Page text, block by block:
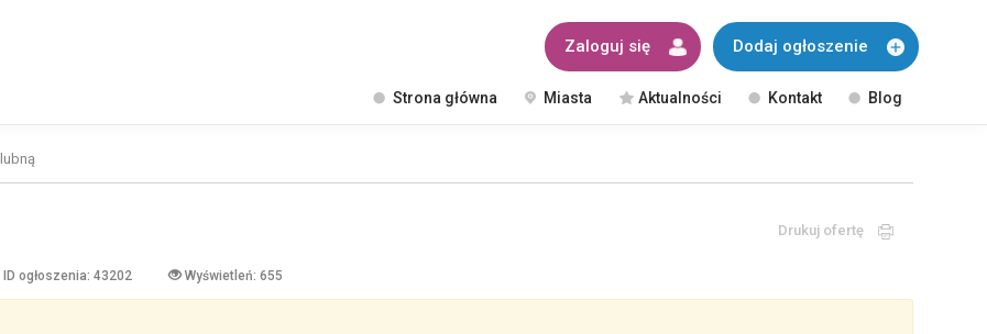
Zaloguj się Dodaj ogłoszenie
Strona główna Miasta Aktualności Kontakt Blog
Drukuj ofertę
ID ogłoszenia: 43202 Wyświetleń: 655